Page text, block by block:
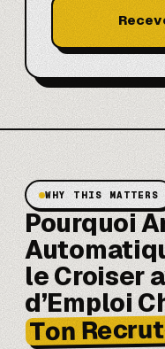
WHY THIS MATTERS
Pourquoi
le Croiser
d’Emploi
Ton